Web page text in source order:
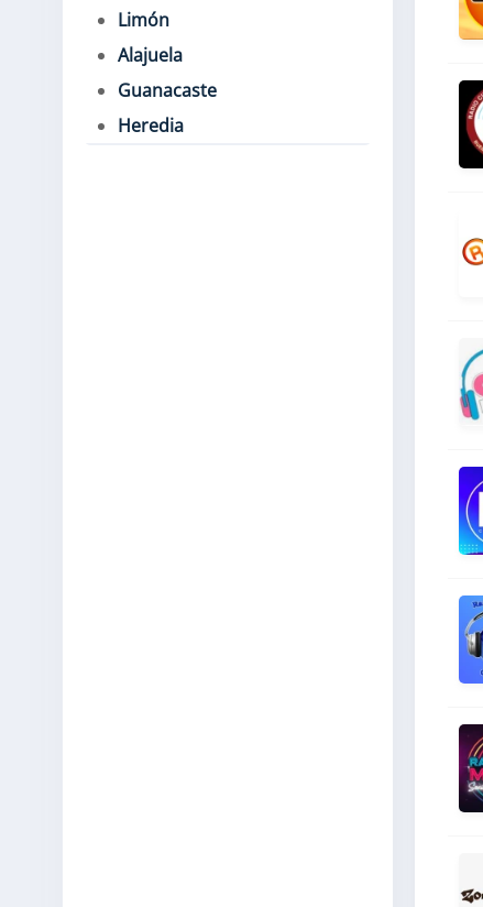
Limón
Alajuela
Guanacaste
Heredia